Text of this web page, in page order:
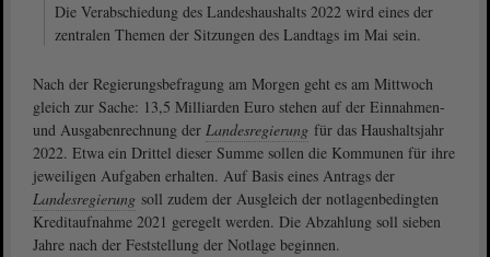
Die Verabschiedung des Landeshaushalts 2022 wird eines der
zentralen Themen der Sitzungen des Landtags im Mai sein.
Nach der Regierungsbefragung am Morgen geht es am Mittwoch
gleich zur Sache: 13,5 Milliarden Euro stehen auf der Einnahmen-
und Ausgabenrechnung der Landesregierung für das Haushaltsjahr
2022. Etwa ein Drittel dieser Summe sollen die Kommunen für ihre
jeweiligen Aufgaben erhalten. Auf Basis eines Antrags der
Landesregierung soll zudem der Ausgleich der notlagenbedingten
Kreditaufnahme 2021 geregelt werden. Die Abzahlung soll sieben
Jahre nach der Feststellung der Notlage beginnen.